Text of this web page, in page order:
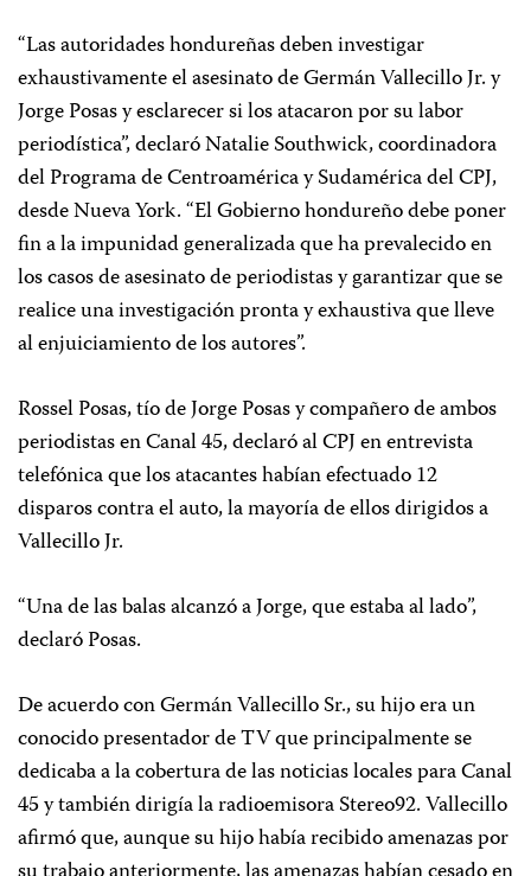
“Las autoridades hondureñas deben investigar
exhaustivamente el asesinato de Germán Vallecillo Jr. y
Jorge Posas y esclarecer si los atacaron por su labor
periodística”, declaró Natalie Southwick, coordinadora
del Programa de Centroamérica y Sudamérica del CPJ,
desde Nueva York. “El Gobierno hondureño debe poner
fin a la impunidad generalizada que ha prevalecido en
los casos de asesinato de periodistas y garantizar que se
realice una investigación pronta y exhaustiva que lleve
al enjuiciamiento de los autores”.
Rossel Posas, tío de Jorge Posas y compañero de ambos
periodistas en Canal 45, declaró al CPJ en entrevista
telefónica que los atacantes habían efectuado 12
disparos contra el auto, la mayoría de ellos dirigidos a
Vallecillo Jr.
“Una de las balas alcanzó a Jorge, que estaba al lado”,
declaró Posas.
De acuerdo con Germán Vallecillo Sr., su hijo era un
conocido presentador de TV que principalmente se
dedicaba a la cobertura de las noticias locales para Canal
45 y también dirigía la radioemisora Stereo92. Vallecillo
afirmó que, aunque su hijo había recibido amenazas por